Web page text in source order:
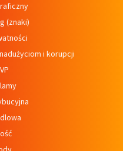
(znaki)
i korupcji